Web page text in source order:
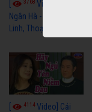
3768 Video] Dãy
Ngân Hà - Vũ Linh, Tài
Linh, Thoại Mỹ
4114Video] Cải